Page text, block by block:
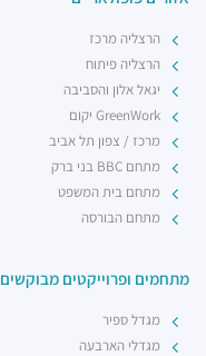
מתחמים ופרוייקטים מבוקשים
מגדל ספיר
מגדלי הארבעה
הרצליה מרכז
הרצליה פיתוח
יגאל אלון והסביבה
GreenWork יקום
מרכז / צפון תל אביב
מתחם BBC בני ברק
מתחם בית המשפט
מתחם הבורסה